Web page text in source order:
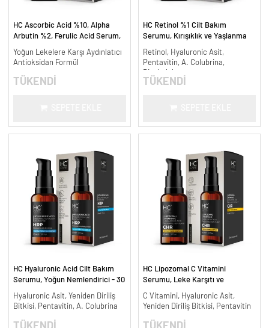
HC Ascorbic Acid %10, Alpha
Arbutin %2, Ferulic Acid Serum,
ml.
Yoğun Lekelere Karşı Aydınlatıcı
Antioksidan Formül
TÜKENDİ
HC Retinol %1 Cilt Bakım
Serumu, Kırışıklık ve Yaşlanma
Retinol, Hyaluronic Asit,
Pentavitin, A. Colubrina,
TÜKENDİ
HC Hyaluronic Acid Cilt Bakım
Serumu, Yoğun Nemlendirici - 30
Hyaluronic Asit, Yeniden Diriliş
Bitkisi, Pentavitin, A. Colubrina
TÜKENDİ
HC Lipozomal C Vitamini
Serumu, Leke Karşıtı ve
C Vitamini, Hyaluronic Asit,
Yeniden Diriliş Bitkisi, Pentavitin
TÜKENDİ